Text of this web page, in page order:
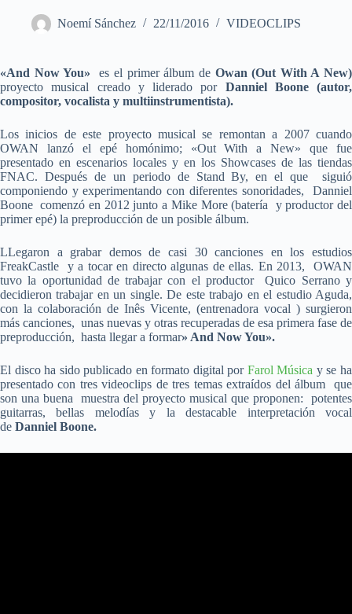
Noemí Sánchez 22/11/2016 VIDEOCLIPS
«And Now You»es el primer álbum deOwan (Out With A New)
proyecto musical creado y liderado porDanniel Boone (autor,
compositor, vocalista y multiinstrumentista).
Los inicios de este proyecto musical se remontan a 2007 cuando
OWAN lanzó el epé homónimo; «Out With a New» que fue
presentado en escenarios locales y en los Showcases de las tiendas
FNAC. Después de un periodo de Stand By, en el que siguió
componiendo y experimentando con diferentes sonoridades, Danniel
Boone comenzó en 2012 junto a Mike More (batería y productor del
primer epé) la preproducción de un posible álbum.
LLegaron a grabar demos de casi 30 canciones en los estudios
FreakCastle y a tocar en directo algunas de ellas. En 2013,
OWAN
tuvo la oportunidad de trabajar con el productor Quico Serrano y
decidieron trabajar en un single. De este trabajo en el estudio Aguda,
con la colaboración de Inês Vicente, (entrenadora vocal ) surgieron
más canciones, unas nuevas y otras recuperadas de esa primera fase de
preproducción, hasta llegar a formar» And Now You».
El disco ha sido publicado en formato digital por Farol Música y se ha
presentado con tres videoclips de tres temas extraídos del álbum que
son una buena muestra del proyecto musical que proponen: potentes
guitarras, bellas melodías y la destacable interpretación vocal
de Danniel Boone.